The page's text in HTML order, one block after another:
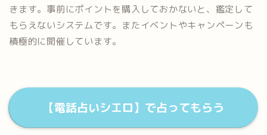
きます。事前にポイントを購入しておかないと、鑑定して
もらえないシステムです。またイベントやキャンペーンも
積極的に開催しています。
【電話占いシエロ】で占ってもらう